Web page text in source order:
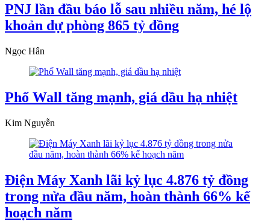
PNJ lần đầu báo lỗ sau nhiều năm, hé lộ
khoản dự phòng 865 tỷ đồng
Ngọc Hân
Phố Wall tăng mạnh, giá dầu hạ nhiệt
Kim Nguyễn
Điện Máy Xanh lãi kỷ lục 4.876 tỷ đồng
trong nửa đầu năm, hoàn thành 66% kế
hoạch năm